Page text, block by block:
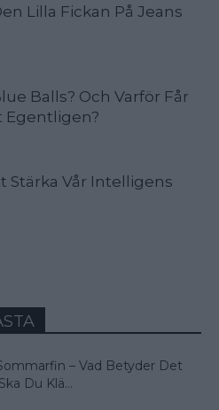
Lilla Fickan På Jeans
Balls? Och Varför Får
Egentligen?
Stärka Vår Intelligens
– Vad Betyder Det
Du Klä...